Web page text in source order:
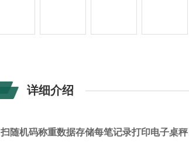
详细介绍
扫随机码称重数据存储每笔记录打印电子桌秤